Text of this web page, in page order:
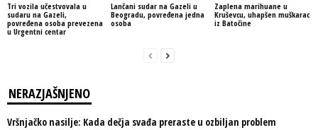
Tri vozila učestvovala u
sudaru na Gazeli,
povređena osoba prevezena
u Urgentni centar
Lančani sudar na Gazeli u
Beogradu, povređena jedna
osoba
Zaplena marihuane u
Kruševcu, uhapšen muškarac
iz Batočine
NERAZJAŠNJENO
Vršnjačko nasilje: Kada dečja svađa preraste u ozbiljan problem